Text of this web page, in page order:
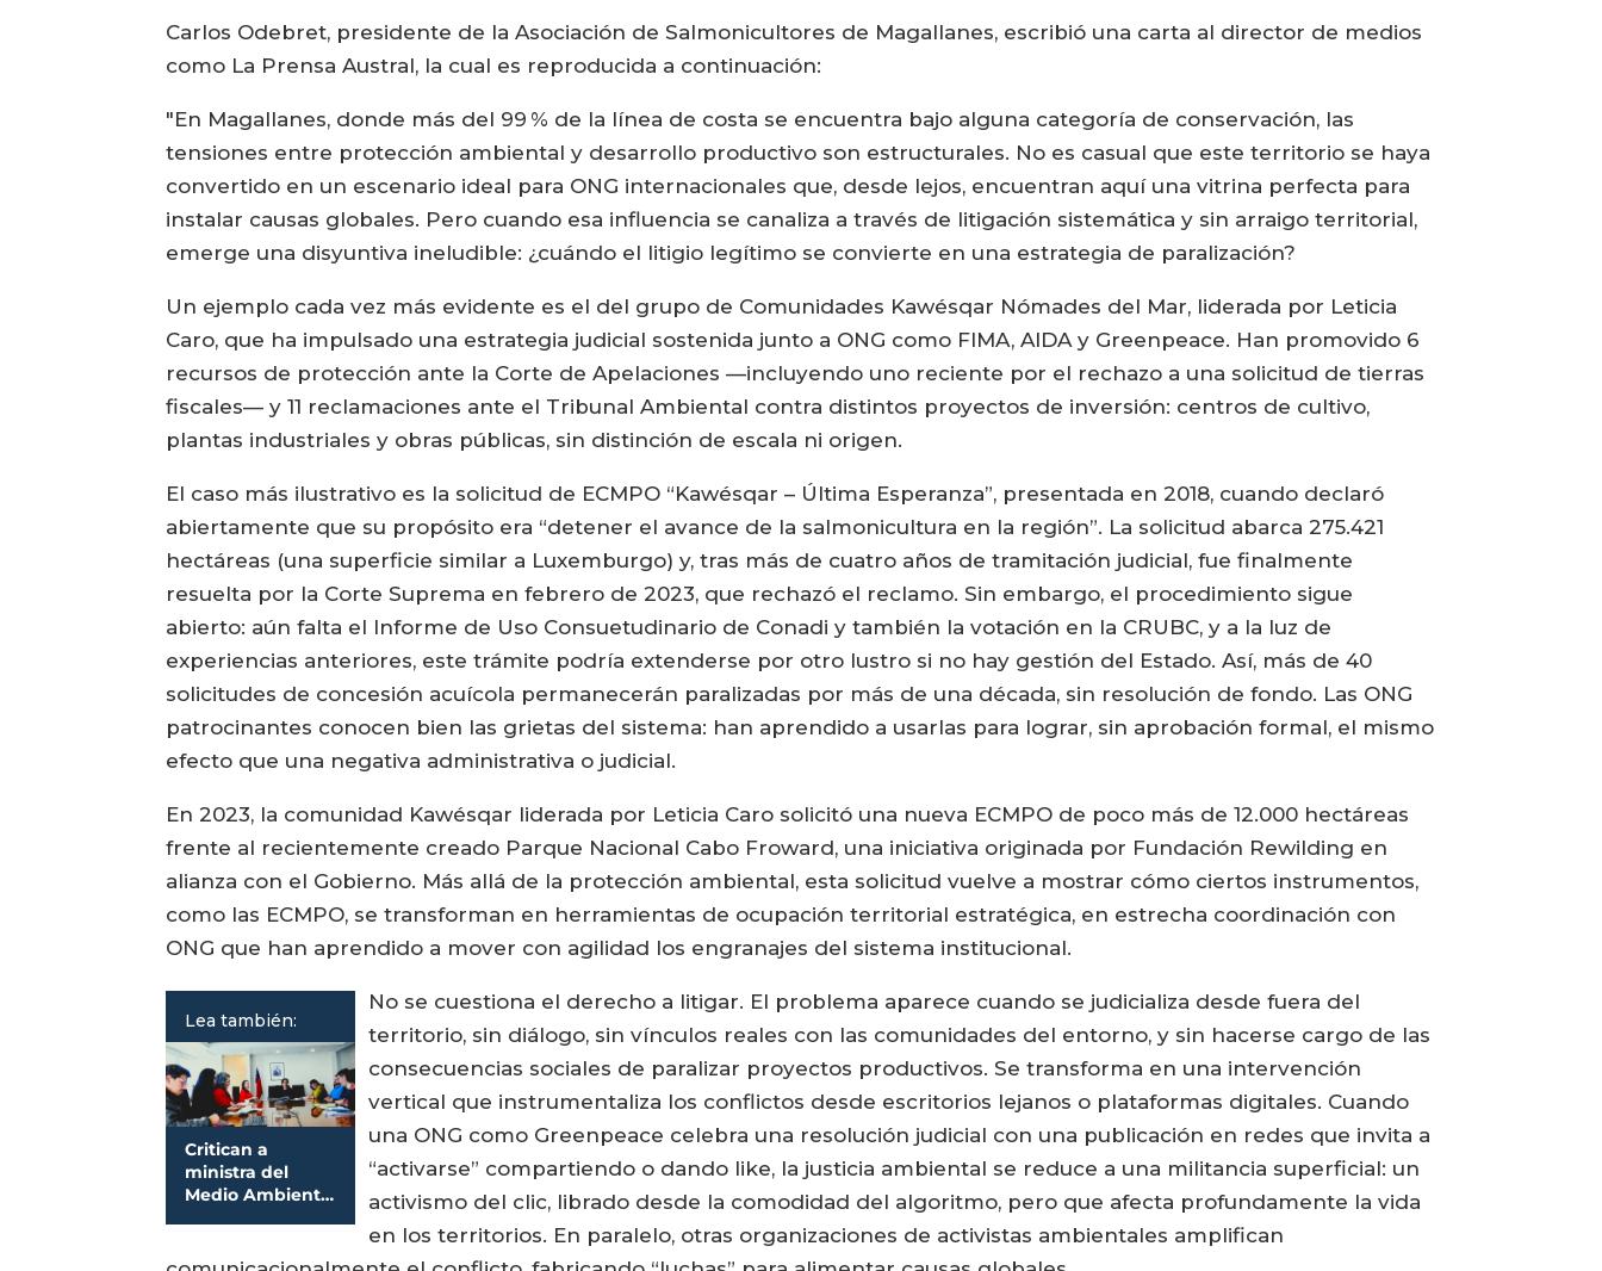
Carlos Odebret, presidente de la Asociación de Salmonicultores de Magallanes, escribió una carta al director de medios
como La Prensa Austral, la cual es reproducida a continuación:
"En Magallanes, donde más del 99 % de la línea de costa se encuentra bajo alguna categoría de conservación, las
tensiones entre protección ambiental y desarrollo productivo son estructurales. No es casual que este territorio se haya
convertido en un escenario ideal para ONG internacionales que, desde lejos, encuentran aquí una vitrina perfecta para
instalar causas globales. Pero cuando esa influencia se canaliza a través de litigación sistemática y sin arraigo territorial,
emerge una disyuntiva ineludible: ¿cuándo el litigio legítimo se convierte en una estrategia de paralización?
Un ejemplo cada vez más evidente es el del grupo de Comunidades Kawésqar Nómades del Mar, liderada por Leticia
Caro, que ha impulsado una estrategia judicial sostenida junto a ONG como FIMA, AIDA y Greenpeace. Han promovido 6
recursos de protección ante la Corte de Apelaciones —incluyendo uno reciente por el rechazo a una solicitud de tierras
fiscales— y 11 reclamaciones ante el Tribunal Ambiental contra distintos proyectos de inversión: centros de cultivo,
plantas industriales y obras públicas, sin distinción de escala ni origen.
El caso más ilustrativo es la solicitud de ECMPO “Kawésqar – Última Esperanza”, presentada en 2018, cuando declaró
abiertamente que su propósito era “detener el avance de la salmonicultura en la región”. La solicitud abarca 275.421
hectáreas (una superficie similar a Luxemburgo) y, tras más de cuatro años de tramitación judicial, fue finalmente
resuelta por la Corte Suprema en febrero de 2023, que rechazó el reclamo. Sin embargo, el procedimiento sigue
abierto: aún falta el Informe de Uso Consuetudinario de Conadi y también la votación en la CRUBC, y a la luz de
experiencias anteriores, este trámite podría extenderse por otro lustro si no hay gestión del Estado. Así, más de 40
solicitudes de concesión acuícola permanecerán paralizadas por más de una década, sin resolución de fondo. Las ONG
patrocinantes conocen bien las grietas del sistema: han aprendido a usarlas para lograr, sin aprobación formal, el mismo
efecto que una negativa administrativa o judicial.
En 2023, la comunidad Kawésqar liderada por Leticia Caro solicitó una nueva ECMPO de poco más de 12.000 hectáreas
frente al recientemente creado Parque Nacional Cabo Froward, una iniciativa originada por Fundación Rewilding en
alianza con el Gobierno. Más allá de la protección ambiental, esta solicitud vuelve a mostrar cómo ciertos instrumentos,
como las ECMPO, se transforman en herramientas de ocupación territorial estratégica, en estrecha coordinación con
ONG que han aprendido a mover con agilidad los engranajes del sistema institucional.
Lea también:
Critican a
ministra del
Medio Ambiente
contra la
No se cuestiona el derecho a litigar. El problema aparece cuando se judicializa desde fuera del
territorio, sin diálogo, sin vínculos reales con las comunidades del entorno, y sin hacerse cargo de las
consecuencias sociales de paralizar proyectos productivos. Se transforma en una intervención
vertical que instrumentaliza los conflictos desde escritorios lejanos o plataformas digitales. Cuando
una ONG como Greenpeace celebra una resolución judicial con una publicación en redes que invita a
“activarse” compartiendo o dando like, la justicia ambiental se reduce a una militancia superficial: un
activismo del clic, librado desde la comodidad del algoritmo, pero que afecta profundamente la vida
en los territorios. En paralelo, otras organizaciones de activistas ambientales amplifican